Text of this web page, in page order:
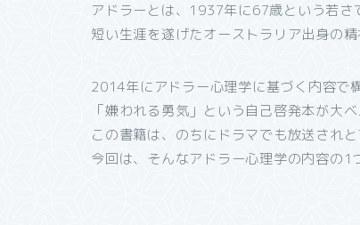
アドラーとは、1937年に67歳という若さ
短い生涯を遂げたオーストラリア出身の精
2014年にアドラー心理学に基づく内容で
「嫌われる勇気」という自己啓発本が大
この書籍は、のちにドラマでも放送され
今回は、そんなアドラー心理学の内容の